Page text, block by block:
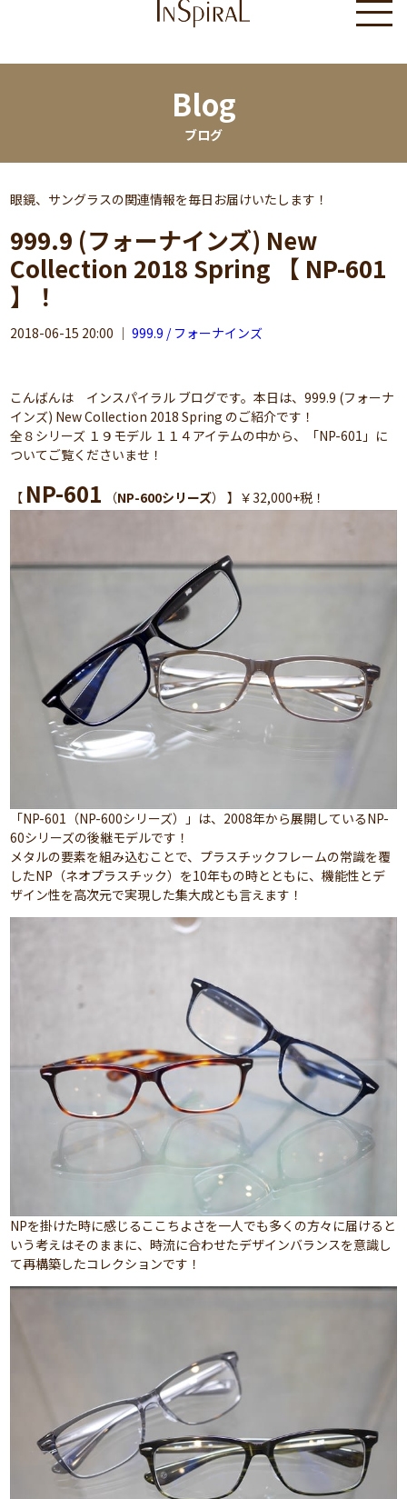
Blog
ブログ
眼鏡、サングラスの関連情報を毎日お届けいたします！
999.9 (フォーナインズ) New
Collection 2018 Spring 【 NP-601
】！
2018-06-15 20:00 ｜999.9 / フォーナインズ
こんばんは インスパイラル ブログです。本日は、999.9 (フォーナ
インズ) New Collection 2018 Spring のご紹介です！
全８シリーズ １９モデル １１４アイテムの中から、「NP-601」に
ついてご覧くださいませ！
【 NP-601 （NP-600シリーズ） 】￥32,000+税！
「NP-601（NP-600シリーズ）」は、2008年から展開しているNP-
60シリーズの後継モデルです！
メタルの要素を組み込むことで、プラスチックフレームの常識を覆
したNP（ネオプラスチック）を10年もの時とともに、機能性とデ
ザイン性を高次元で実現した集大成とも言えます！
NPを掛けた時に感じるここちよさを一人でも多くの方々に届けると
いう考えはそのままに、時流に合わせたデザインバランスを意識し
て再構築したコレクションです！